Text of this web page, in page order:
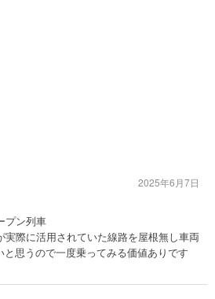
プン列車
実際に活用されていた線路を屋根無し車両
思うので一度乗ってみる価値ありです
2025年6月7日